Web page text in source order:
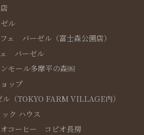
ル
ェ バーゼル（富士森公園店）
ェ バーゼル
モール多摩平の森￼
ップ
ル（TOKYO FARM VILLAGE内）
ク ハウス
コーヒー コピオ長房